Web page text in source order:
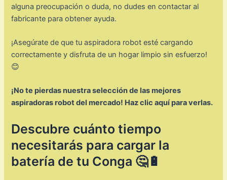
alguna preocupación o duda, no dudes en contactar al
fabricante para obtener ayuda.
¡Asegúrate de que tu aspiradora robot esté cargando
correctamente y disfruta de un hogar limpio sin esfuerzo!
😊
¡No te pierdas nuestra selección de las mejores
aspiradoras robot del mercado! Haz clic aquí para verlas.
Descubre cuánto tiempo
necesitarás para cargar la
batería de tu Conga 🤔🔋